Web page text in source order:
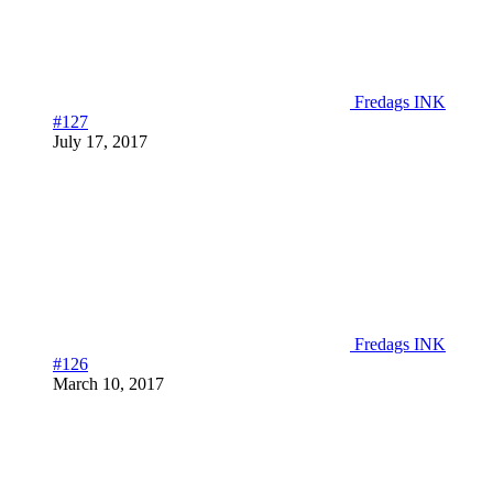
Fredags INK
#127
July 17, 2017
Fredags INK
#126
March 10, 2017